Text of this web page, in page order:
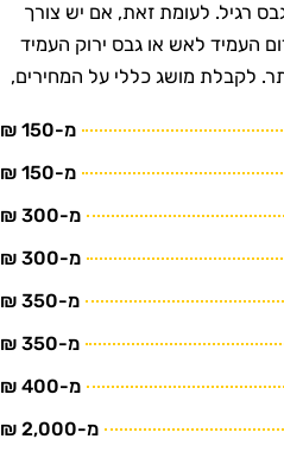
רגיל. לעומת זאת, אם יש צורך
העמיד לאש או גבס ירוק העמיד
לקבלת מושג כללי על המחירים,
מ-150 ₪
מ-150 ₪
מ-300 ₪
מ-300 ₪
מ-350 ₪
מ-350 ₪
מ-400 ₪
מ-2,000 ₪